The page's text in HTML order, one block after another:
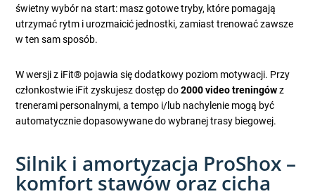
świetny wybór na start: masz gotowe tryby, które pomagają
utrzymać rytm i urozmaicić jednostki, zamiast trenować zawsze
w ten sam sposób.
W wersji z iFit® pojawia się dodatkowy poziom motywacji. Przy
członkostwie iFit zyskujesz dostęp do2000 video treningówz
trenerami personalnymi, a tempo i/lub nachylenie mogą być
automatycznie dopasowywane do wybranej trasy biegowej.
Silnik i amortyzacja ProShox –
komfort stawów oraz cicha